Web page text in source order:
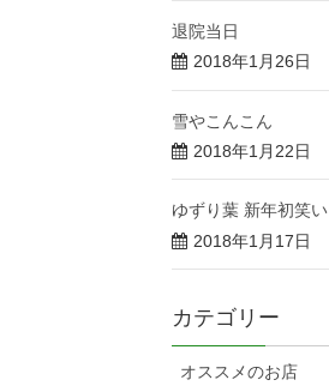
退院当日
2018年1月26日
雪やこんこん
2018年1月22日
ゆずり葉 新年初笑い
2018年1月17日
カテゴリー
オススメのお店